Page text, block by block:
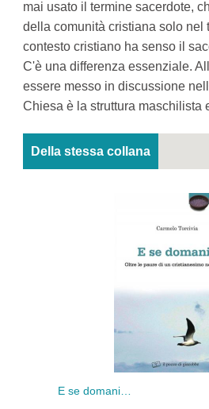
mai usato il termine sacerdote,
della comunità cristiana solo nel
contesto cristiano ha senso il
C'è una differenza essenziale.
essere messo in discussione
Chiesa è la struttura maschilista
Della stessa collana
E se domani…